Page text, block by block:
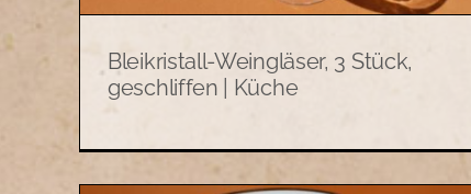
Bleikristall-Weingläser, 3 Stück,
geschliffen | Küche